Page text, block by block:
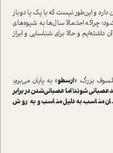
دارد و این‌طور نیست که با یک یا دوبار
چرا‌که احتمالا سال‌ها به شیوه‌های
آن داشته‌ایم و حالا برای شناسایی و ابراز
بزرگ، «ارسطو» به پایان می‌برم:
شوند! اما عصبانی‌شدن در برابر
مناسب، به‌دلیل مناسب و به روش